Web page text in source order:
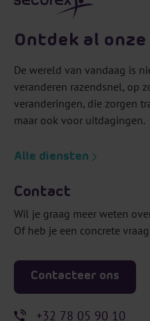
Ontdek al
De wereld van vandaag is
veranderen razendsnel, op
veranderingen, die zorgen
maar ook voor uitdagingen.
Alle diensten
Contact
Wil je graag meer weten
Of heb je een concrete
Contacteer ons
+32 78 05 90 10